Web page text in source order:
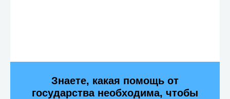
Знаете, какая помощь от
государства необходима, чтобы